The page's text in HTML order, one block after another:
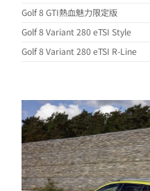
Golf 8 GTI熱血魅力限定版
Golf 8 Variant 280 eTSI Style
Golf 8 Variant 280 eTSI R-Line